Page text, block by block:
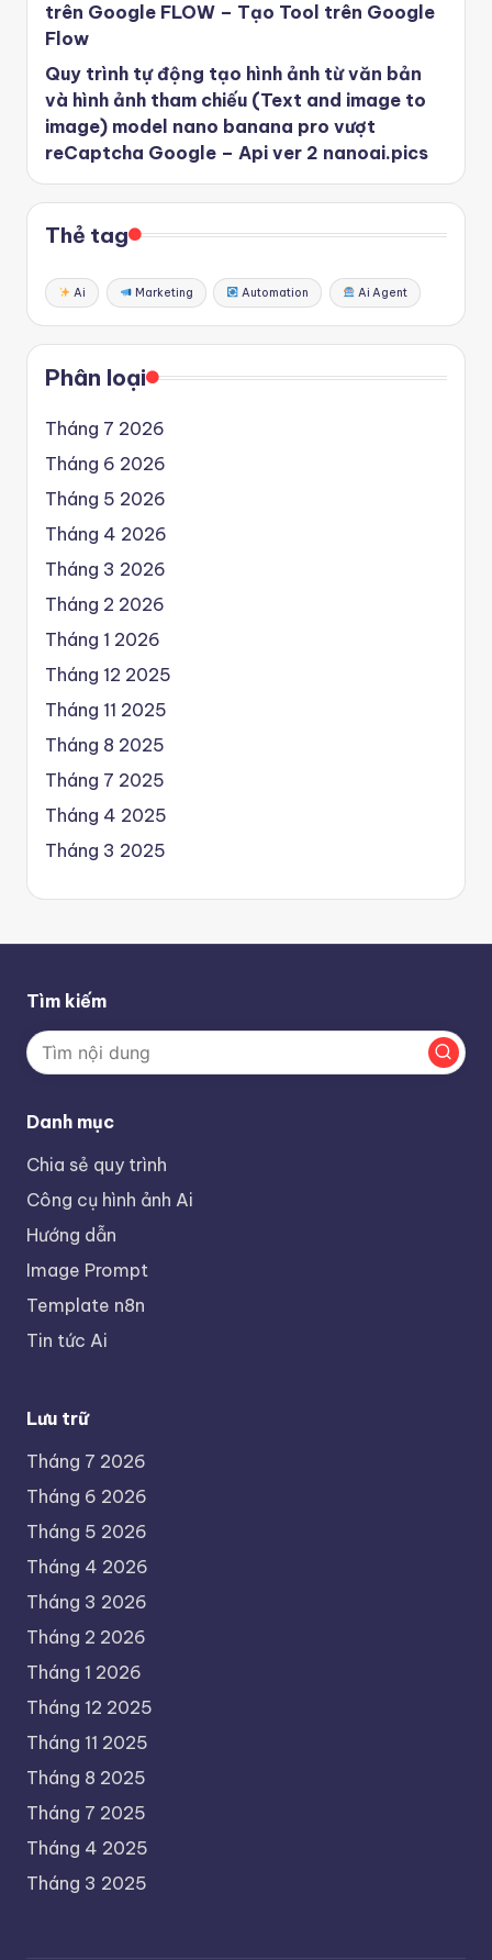
trên Google FLOW – Tạo Tool trên Google
Flow
Quy trình tự động tạo hình ảnh từ văn bản
và hình ảnh tham chiếu (Text and image to
image) model nano banana pro vượt
reCaptcha Google – Api ver 2 nanoai.pics
Thẻ tag
Ai Marketing Automation Ai Agent
Phân loại
Tháng 7 2026
Tháng 6 2026
Tháng 5 2026
Tháng 4 2026
Tháng 3 2026
Tháng 2 2026
Tháng 1 2026
Tháng 12 2025
Tháng 11 2025
Tháng 8 2025
Tháng 7 2025
Tháng 4 2025
Tháng 3 2025
Tìm kiếm
Danh mục
Chia sẻ quy trình
Công cụ hình ảnh Ai
Hướng dẫn
Image Prompt
Template n8n
Tin tức Ai
Lưu trữ
Tháng 7 2026
Tháng 6 2026
Tháng 5 2026
Tháng 4 2026
Tháng 3 2026
Tháng 2 2026
Tháng 1 2026
Tháng 12 2025
Tháng 11 2025
Tháng 8 2025
Tháng 7 2025
Tháng 4 2025
Tháng 3 2025